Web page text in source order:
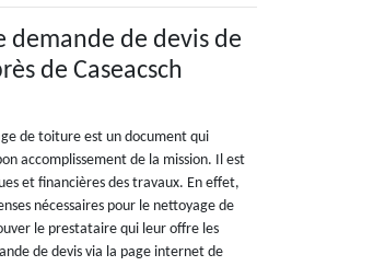
demande de devis de
de Caseacsch
de toiture est un document qui
accomplissement de la mission. Il est
et financières des travaux. En effet,
nécessaires pour le nettoyage de
le prestataire qui leur offre les
de devis via la page internet de